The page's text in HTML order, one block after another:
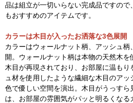
品は組立が一切いらない完成品ですので
もおすすめのアイテムです。
カラーは木目が入ったお洒落な3色展開
カラーはウォールナット柄、アッシュ
開。ウォールナット柄は本物の天然木
木目が再現されており、お部屋に温も
ュ材を使用したような繊細な木目のア
色で優しい空間を演出。木目がうっすら
は、お部屋の雰囲気がパッと明るくなる